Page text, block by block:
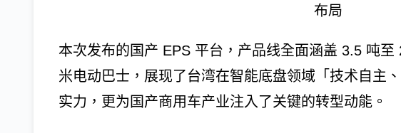
布局
本次发布的国产 EPS 平台，产品线全面涵盖 3.5 吨
米电动巴士，展现了台湾在智能底盘领域「技术自主
实力，更为国产商用车产业注入了关键的转型动能。